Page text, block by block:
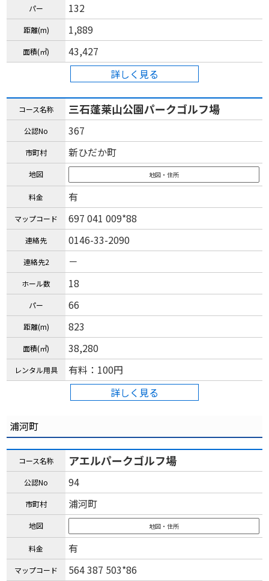
パー 132
距離(m) 1,889
面積(㎡)
43,427
詳しく見る
コース名称 三石蓬莱山公園パークゴルフ場
公認No 367
市町村 新ひだか町
地図 地図・住所
料金 有
マップコード 697 041 009*88
連絡先 0146-33-2090
連絡先2 －
ホール数 18
パー 66
距離(m) 823
面積(㎡) 38,280
レンタル用具
有料：100円
詳しく見る
浦河町
コース名称 アエルパークゴルフ場
公認No 94
市町村 浦河町
地図 地図・住所
料金 有
マップコード 564 387 503*86